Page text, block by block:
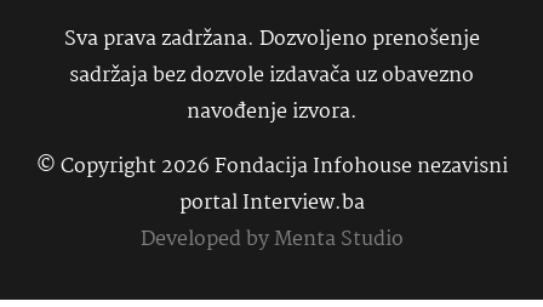
Sva prava zadržana. Dozvoljeno prenošenje
sadržaja bez dozvole izdavača uz obavezno
navođenje izvora.
© Copyright 2026 Fondacija Infohouse nezavisni
portal Interview.ba
Developed byMenta Studio